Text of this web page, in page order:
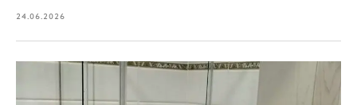
24.06.2026